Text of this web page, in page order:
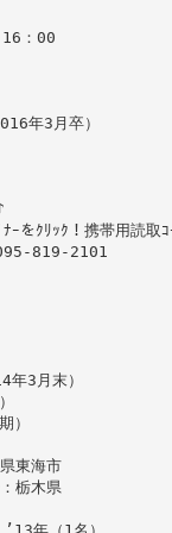
：00
年3月卒）
ｰをｸﾘｯｸ！携帯用読取
3月末）
）
東海市
栃木県
年（1名）